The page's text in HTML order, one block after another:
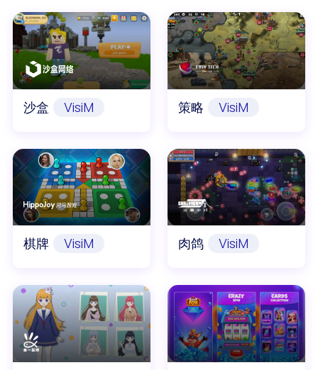
沙盒 VisiM 策略 VisiM
棋牌 VisiM 肉鸽 VisiM